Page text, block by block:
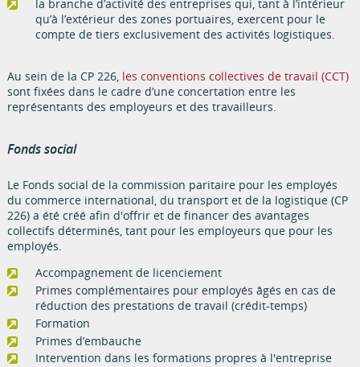
la branche d’activité des entreprises qui, tant à l’intérieur
qu’à l’extérieur des zones portuaires, exercent pour le
compte de tiers exclusivement des activités logistiques.
Au sein de la CP 226, les conventions collectives de travail (CCT)
sont fixées dans le cadre d’une concertation entre les
représentants des employeurs et des travailleurs.
Fonds social
Le Fonds social de la commission paritaire pour les employés
du commerce international, du transport et de la logistique (CP
226) a été créé afin d'offrir et de financer des avantages
collectifs déterminés, tant pour les employeurs que pour les
employés.
Accompagnement de licenciement
Primes complémentaires pour employés âgés en cas de
réduction des prestations de travail (crédit-temps)
Formation
Primes d’embauche
Intervention dans les formations propres à l'entreprise